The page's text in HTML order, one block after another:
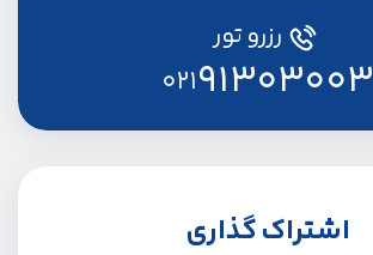
رزرو تور
91303003
021
اشتراک گذاری